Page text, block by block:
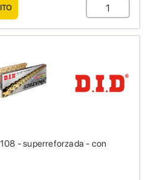
- superreforzada - con